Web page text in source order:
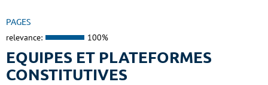
PAGES
relevance: 100%
EQUIPES ET PLATEFORMES
CONSTITUTIVES